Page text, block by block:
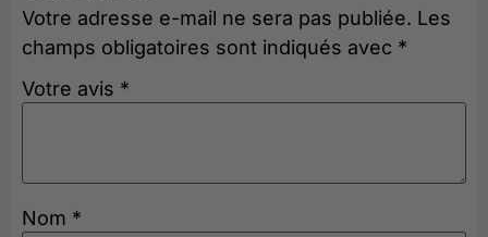
Votre adresse e-mail ne sera pas publiée. Les
champs obligatoires sont indiqués avec *
Votre avis *
Nom *